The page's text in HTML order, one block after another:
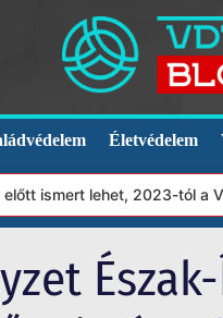
Életvédelem
lehet, 2023-tól a Védett